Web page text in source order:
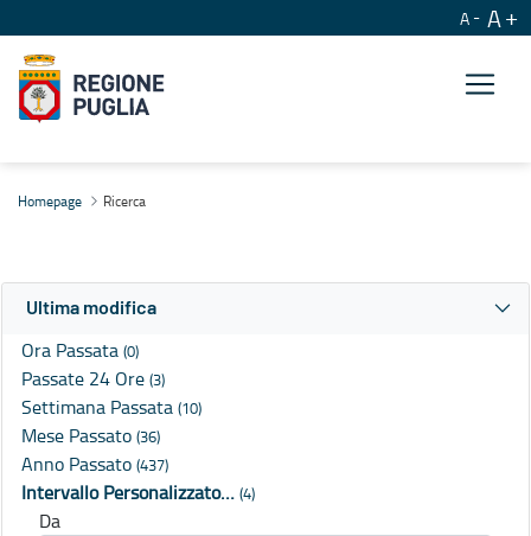
A A
Homepage Ricerca
Ultima modifica
Ora Passata (0)
Passate 24 Ore (3)
Settimana Passata (10)
Mese Passato (36)
Anno Passato (437)
Intervallo Personalizzato… (4)
Da